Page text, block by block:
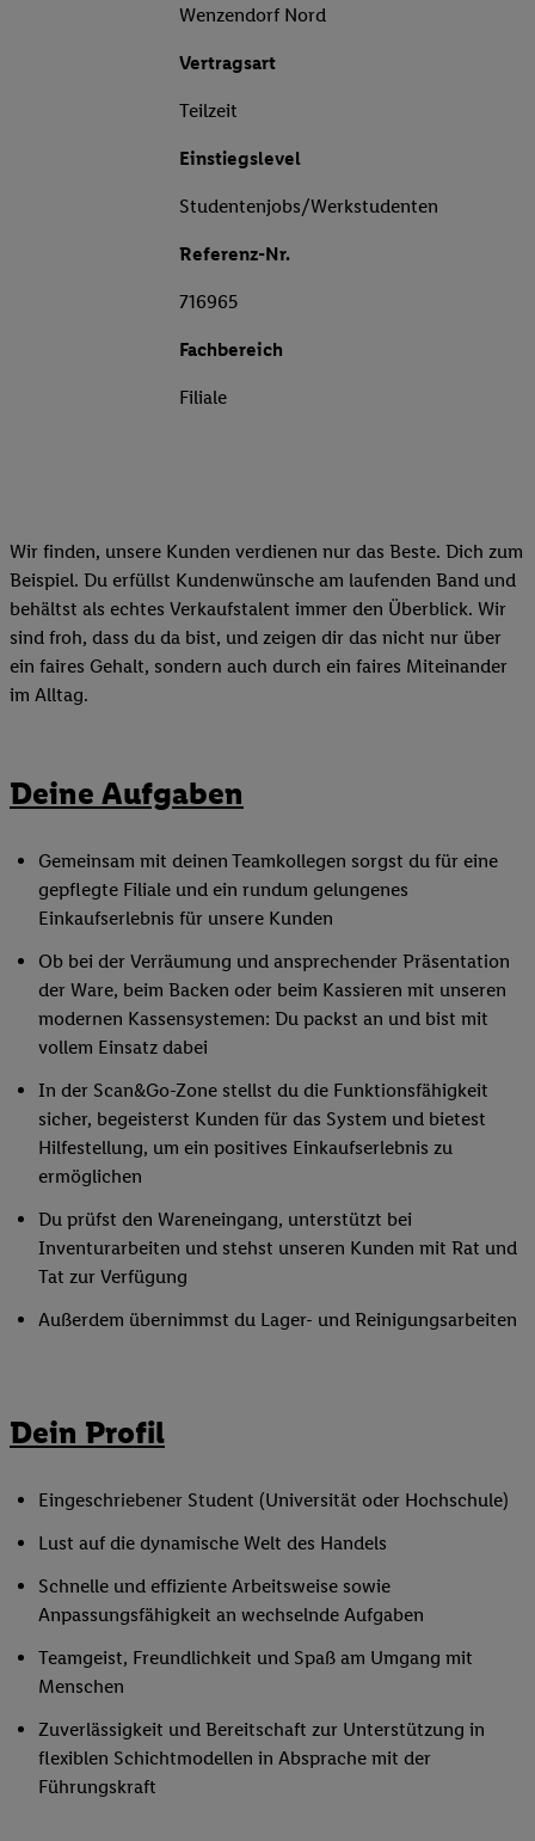
Wenzendorf Nord
Vertragsart
Teilzeit
Einstiegslevel
Studentenjobs/Werkstudenten
Referenz-Nr.
716965
Fachbereich
Filiale
Wir finden, unsere Kunden verdienen nur das Beste. Dich zum
Beispiel. Du erfüllst Kundenwünsche am laufenden Band und
behältst als echtes Verkaufstalent immer den Überblick. Wir
sind froh, dass du da bist, und zeigen dir das nicht nur über
ein faires Gehalt, sondern auch durch ein faires Miteinander
im Alltag.
Deine Aufgaben
Gemeinsam mit deinen Teamkollegen sorgst du für eine
gepflegte Filiale und ein rundum gelungenes
Einkaufserlebnis für unsere Kunden
Ob bei der Verräumung und ansprechender Präsentation
der Ware, beim Backen oder beim Kassieren mit unseren
modernen Kassensystemen: Du packst an und bist mit
vollem Einsatz dabei
In der Scan&Go-Zone stellst du die Funktionsfähigkeit
sicher, begeisterst Kunden für das System und bietest
Hilfestellung, um ein positives Einkaufserlebnis zu
ermöglichen
Du prüfst den Wareneingang, unterstützt bei
Inventurarbeiten und stehst unseren Kunden mit Rat und
Tat zur Verfügung
Außerdem übernimmst du Lager- und Reinigungsarbeiten
Dein Profil
Eingeschriebener Student (Universität oder Hochschule)
Lust auf die dynamische Welt des Handels
Schnelle und effiziente Arbeitsweise sowie
Anpassungsfähigkeit an wechselnde Aufgaben
Teamgeist, Freundlichkeit und Spaß am Umgang mit
Menschen
Zuverlässigkeit und Bereitschaft zur Unterstützung in
flexiblen Schichtmodellen in Absprache mit der
Führungskraft